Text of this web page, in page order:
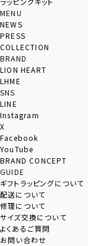
MENU
NEWS
PRESS
COLLECTION
BRAND
LION HEART
LHME
SNS
LINE
Instagram
X
Facebook
YouTube
BRAND CONCEPT
GUIDE
ギフトラッピングについて
配送について
修理について
サイズ交換について
よくあるご質問
お問い合わせ